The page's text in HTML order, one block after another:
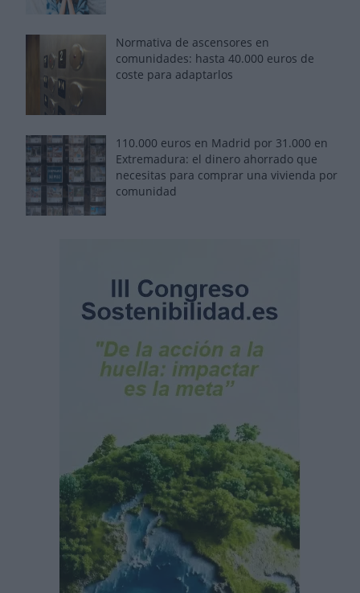
Normativa de ascensores en
comunidades: hasta 40.000 euros de
coste para adaptarlos
110.000 euros en Madrid por 31.000 en
Extremadura: el dinero ahorrado que
necesitas para comprar una vivienda por
comunidad